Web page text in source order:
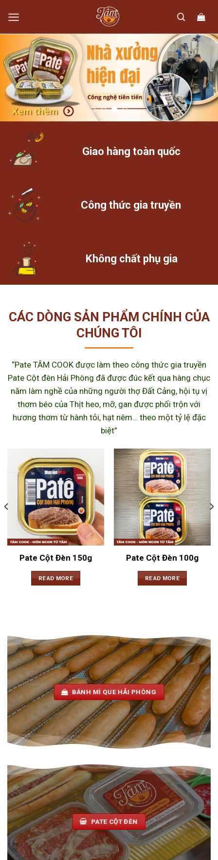
content
Giao hàng toàn quốc
Công thức gia truyền
Không chất phụ gia
CÁC DÒNG SẢN PHẨM CHÍNH CỦA
CHÚNG TÔI
“Pate TÂM COOK được làm theo công thức gia truyền
Pate Cột đèn Hải Phòng đã được đúc kết qua hàng chục
năm làm nghề của những người thợ Đất Cảng, hội tụ vị
thơm béo của Thịt heo, mỡ, gan được phối trộn với
hương thơm từ hành tỏi, hạt nêm… theo một tỷ lệ đặc
biệt”
Pate Cột Đèn 150g
READ MORE
Pate Cột Đèn 100g
READ MORE
BÁNH MÌ QUE HẢI PHÒNG
PATE CỘT ĐÈN